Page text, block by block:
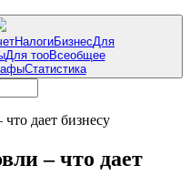
НалогиБизнесДля
Для тооВсеобщее
Статистика
дает бизнесу
– что дает